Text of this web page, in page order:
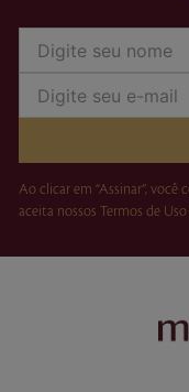
Ao clicar em “Assinar”,
aceita nossos Termos de